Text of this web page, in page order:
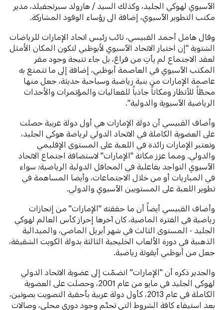
الآسيوي لهوكي الجليد، وكذلك السيد / هارولد سبرنجفيلد، مدير
مكتب التطوير الآسيوي، إضافة الى رؤساء الوفود المشاركة.
وقال هامل أحمد القبيسي، نائب رئيس اتحاد الإمارات للرياضات
الشتوية "إن اختيار الاتحاد الآسيوي لأبوظبي لتكون المكان الأمثل
لعقد الاجتماع لم يأتِ من فراغ، بل جاء نتيجة وجود مقر
المكتب الآسيوي في العاصمة أبوظبي، إضافة إلى ما تتمتع به
عاصمة الإمارات من بنية رياضية وسياحية حديثة، جعل منها
محطّاً للأنظار ومكاناً جاذباً للفعاليات والمؤتمرات والأحداث
الرياضية الآسيوية والدولية".
وأضاف القبيسي أن دولة الإمارات هي أول دولة عربية حصلت
على العضوية الكاملة في الاتحاد الدولي لرياضة هوكي الجليد،
وتعتبر الإمارات رائدة في اللعبة على المستوى الإقليمي
والدولي. ومما عزز مكانة "الإمارات" لاستضافة اجتماع الاتحاد
الآسيوي التواجد بفاعلية في المحافل الدولية الرياضية؛ سواء
في المباريات أو من خلال الاجتماعات، وأيضا المساهمة في
تطوير اللعبة على المستويين الآسيوي والدولي.
وأضاف القبيسي أيضاً أن ما حققته "الإمارات" من إنجازات
رياضية في الفترة الماضية، كان آخرها إحراز كأس العالم لهوكي
الجليد - المستوى الثالث في شهر أبريل الماضي، والميدالية
الذهبية في دورة الألعاب الخليجية الثالثة بدولة الكويت الشقيقة،
جعل من أبوظبي أيقونة رياضية.
والجدير ذكره أن "الإمارات" انضمّت إلى عضوية الاتحاد الدولي
لهوكي الجليد في مايو من عام 2001، وحصلت على العضوية
الكاملة في عام 2013، كأول دولة عربية بأحقية التصويت بصوتين،
بعد استيفاء كافة الشروط التي تحتّم وجود دوري محلي، وصالات